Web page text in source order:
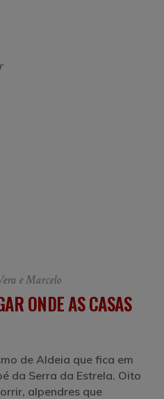
e Marcelo
ONDE AS CASAS
de Aldeia que fica em
da Serra da Estrela. Oito
alpendres que